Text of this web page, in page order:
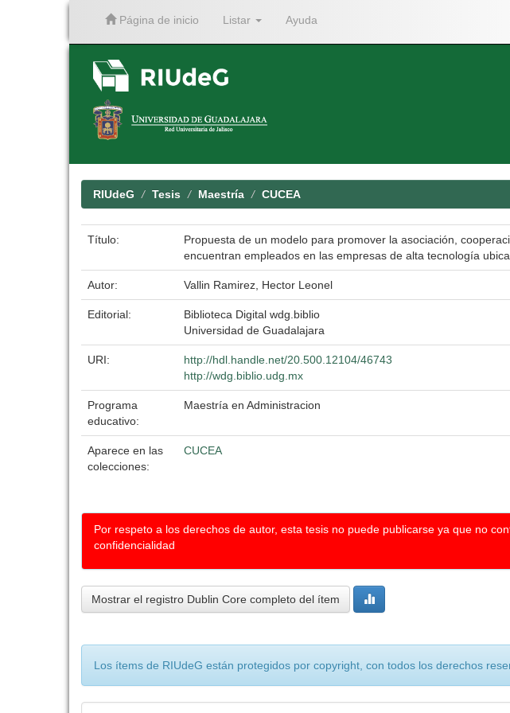
Página de inicio Listar Ayuda
RIUdeG Tesis Maestría CUCEA
Título:
Propuesta de un modelo para promover la asociación,
encuentran empleados en las empresas de alta tecnología
Autor: Vallin Ramirez, Hector Leonel
Editorial:
Biblioteca Digital wdg.biblio
Universidad de Guadalajara
URI:
http://hdl.handle.net/20.500.12104/46743
http://wdg.biblio.udg.mx
Programa
educativo:
Maestría en Administracion
Aparece en las
colecciones:
CUCEA
Por respeto a los derechos de autor, esta tesis no puede publicarse ya que no
confidencialidad
Mostrar el registro Dublin Core completo del ítem
Los ítems de RIUdeG están protegidos por copyright, con todos los derechos